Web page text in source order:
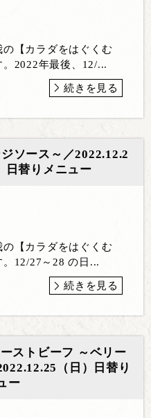
【カラダをはぐくむ
2022年最後、12/...
続きを見る
ソース～／2022.12.2
日替りメニュー
【カラダをはぐくむ
12/27～28 の日...
続きを見る
ストビーフ ～ベリー
（日）日替り
ー